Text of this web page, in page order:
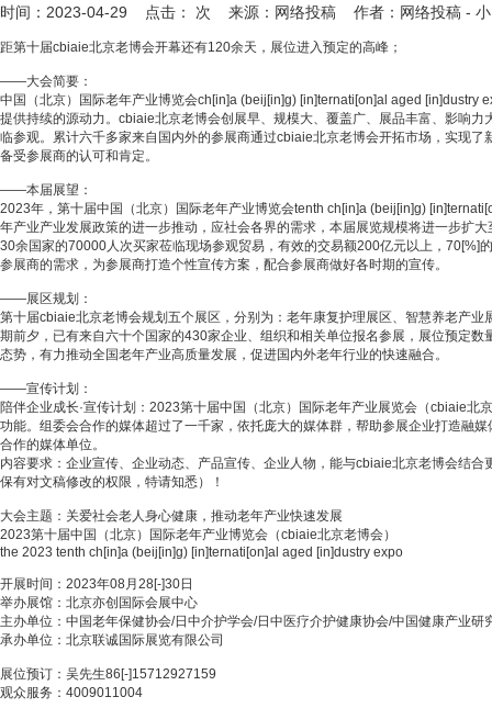
时间：2023-04-29 点击： 次 来源：网络投稿 作者：网络投稿 - 小
距第十届cbiaie北京老博会开幕还有120余天，展位进入预定的高峰；
——大会简要：
中国（北京）国际老年产业博览会ch[in]a (beij[in]g) [in]ternati[on]al aged [in]dustry
提供持续的源动力。cbiaie北京老博会创展早、规模大、覆盖广、展品丰富、影响
临参观。累计六千多家来自国内外的参展商通过cbiaie北京老博会开拓市场，实现
备受参展商的认可和肯定。
——本届展望：
2023年，第十届中国（北京）国际老年产业博览会tenth ch[in]a (beij[in]g)
年产业产业发展政策的进一步推动，应社会各界的需求，本届展览规模将进一步扩
30余国家的70000人次买家莅临现场参观贸易，有效的交易额200亿元以上，70[%]
参展商的需求，为参展商打造个性宣传方案，配合参展商做好各时期的宣传。
——展区规划：
第十届cbiaie北京老博会规划五个展区，分别为：老年康复护理展区、智慧养老产
期前夕，已有来自六十个国家的430家企业、组织和相关单位报名参展，展位预定
态势，有力推动全国老年产业高质量发展，促进国内外老年行业的快速融合。
——宣传计划：
陪伴企业成长·宣传计划：2023第十届中国（北京）国际老年产业展览会（cbiaie
功能。组委会合作的媒体超过了一千家，依托庞大的媒体群，帮助参展企业打造融
合作的媒体单位。
内容要求：企业宣传、企业动态、产品宣传、企业人物，能与cbiaie北京老博会结
保有对文稿修改的权限，特请知悉）！
大会主题：关爱社会老人身心健康，推动老年产业快速发展
2023第十届中国（北京）国际老年产业博览会（cbiaie北京老博会）
the 2023 tenth ch[in]a (beij[in]g) [in]ternati[on]al aged [in]dustry expo
开展时间：2023年08月28[-]30日
举办展馆：北京亦创国际会展中心
主办单位：中国老年保健协会/日中介护学会/日中医疗介护健康协会/中国健康产业研
承办单位：北京联诚国际展览有限公司
展位预订：吴先生86[-]15712927159
观众服务：4009011004